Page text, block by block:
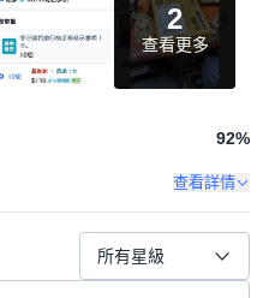
2
查看更多
92%
查看詳情
所有星級